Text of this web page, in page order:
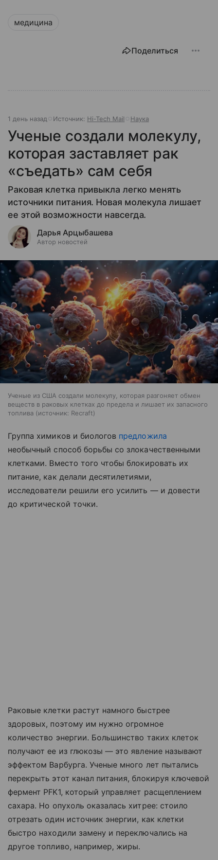
медицина
Поделиться
1 день назад Источник: Hi-Tech Mail Наука
Ученые создали молекулу,
которая заставляет рак
«съедать» сам себя
Раковая клетка привыкла легко менять
источники питания. Новая молекула лишает
ее этой возможности навсегда.
Дарья Арцыбашева
Автор новостей
Ученые из США создали молекулу, которая разгоняет обмен
веществ в раковых клетках до предела и лишает их запасного
топлива
источник: Recraft
Группа химиков и биологов предложила
необычный способ борьбы со злокачественными
клетками. Вместо того чтобы блокировать их
питание, как делали десятилетиями,
исследователи решили его усилить — и довести
до критической точки.
Раковые клетки растут намного быстрее
здоровых, поэтому им нужно огромное
количество энергии. Большинство таких клеток
получают ее из глюкозы — это явление называют
эффектом Варбурга. Ученые много лет пытались
перекрыть этот канал питания, блокируя ключевой
фермент PFK1, который управляет расщеплением
сахара. Но опухоль оказалась хитрее: стоило
отрезать один источник энергии, как клетки
быстро находили замену и переключались на
другое топливо, например, жиры.